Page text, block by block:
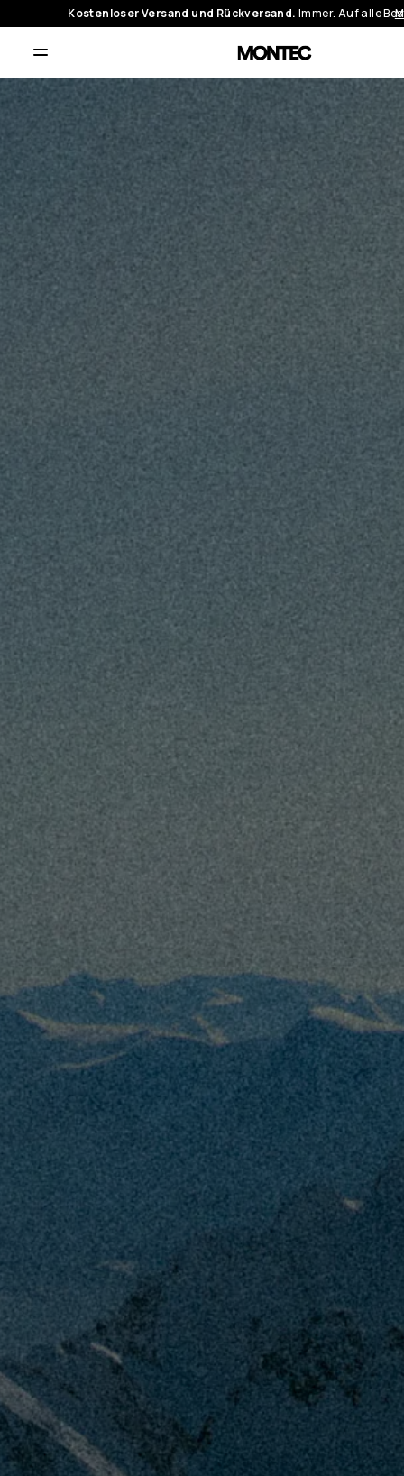
Kostenloser Versand und Rückversand. Immer. Auf alle